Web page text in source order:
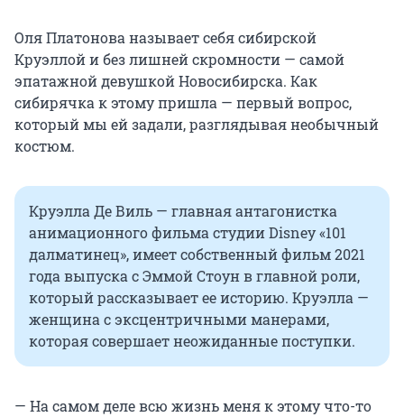
Оля Платонова называет себя сибирской
Круэллой и без лишней скромности — самой
эпатажной девушкой Новосибирска. Как
сибирячка к этому пришла — первый вопрос,
который мы ей задали, разглядывая необычный
костюм.
Круэлла Де Виль — главная антагонистка
анимационного фильма студии Disney «101
далматинец», имеет собственный фильм 2021
года выпуска с Эммой Стоун в главной роли,
который рассказывает ее историю. Круэлла —
женщина с эксцентричными манерами,
которая совершает неожиданные поступки.
— На самом деле всю жизнь меня к этому что-то